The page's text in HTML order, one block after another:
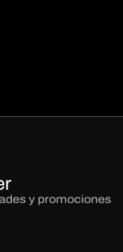
y promociones